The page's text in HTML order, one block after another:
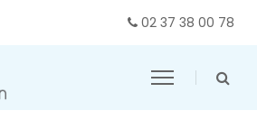
02 37 38 00 78